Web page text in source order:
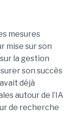
mesures
mise sur son
la gestion
son succès
déjà
autour de l’IA
de recherche